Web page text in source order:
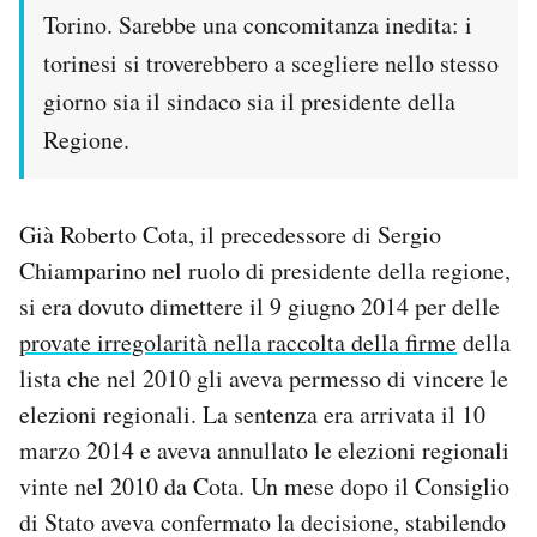
Torino. Sarebbe una concomitanza inedita: i
torinesi si troverebbero a scegliere nello stesso
giorno sia il sindaco sia il presidente della
Regione.
Già Roberto Cota, il precedessore di Sergio
Chiamparino nel ruolo di presidente della regione,
si era dovuto dimettere il 9 giugno 2014 per delle
provate irregolarità nella raccolta della firmedella
lista che nel 2010 gli aveva permesso di vincere le
elezioni regionali. La sentenza era arrivata il 10
marzo 2014 e aveva annullato le elezioni regionali
vinte nel 2010 da Cota. Un mese dopo il Consiglio
di Stato aveva confermato la decisione, stabilendo